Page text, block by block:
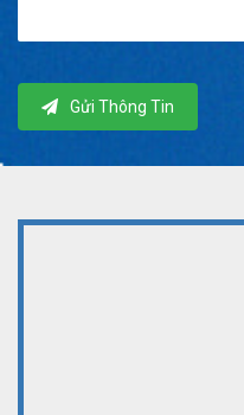
Gửi Thông Tin